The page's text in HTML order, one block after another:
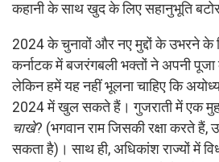
कहानी के साथ खुद के लिए सहानुभूति
2024 के चुनावों और नए मुद्दों के उभरने के
कर्नाटक में बजरंगबली भक्तों ने अपनी
लेकिन हमें यह नहीं भूलना चाहिए कि
2024 में खुल सकते हैं। गुजराती में एक
चाखे? (भगवान राम जिसकी रक्षा करते
सकता है)। साथ ही, अधिकांश राज्यों में